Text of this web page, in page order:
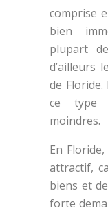
comprise
bien
plupart
d’ailleurs
de
ce type
moindres.
En
attractif,
biens et
forte